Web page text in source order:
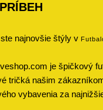
najnovšie štýly v
je špičkový
tričká našim
vybavenia za